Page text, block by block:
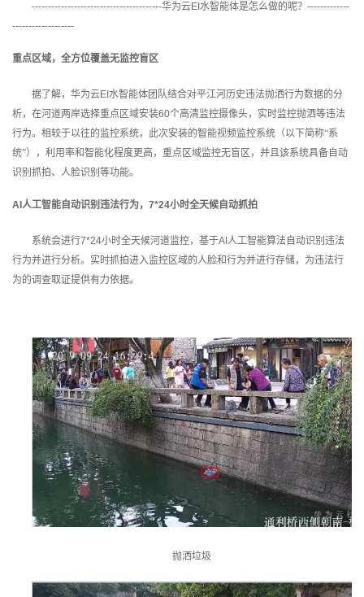
----------------------------------------华为云EI 水智能体是怎么做的呢？ -------------
-------------------
重点区域，全方位覆盖无监控盲区
据了解，华为云EI 水智能体团队结合对平江河历史违法抛洒行为数据的分
析，在河道两岸选择重点区域安装60个高清监控摄像头，实时监控抛洒等违法
行为。相较于以往的监控系统，此次安装的智能视频监控系统（以下简称“系
统”），利用率和智能化程度更高，重点区域监控无盲区，并且该系统具备自动
识别抓拍、人脸识别等功能。
AI 人工智能自动识别违法行为， 7*24小时全天候自动抓拍
系统会进行7*24小时全天候河道监控，基于AI 人工智能算法自动识别违法
行为并进行分析。实时抓拍进入监控区域的人脸和行为并进行存储，为违法行
为的调查取证提供有力依据。
抛洒垃圾